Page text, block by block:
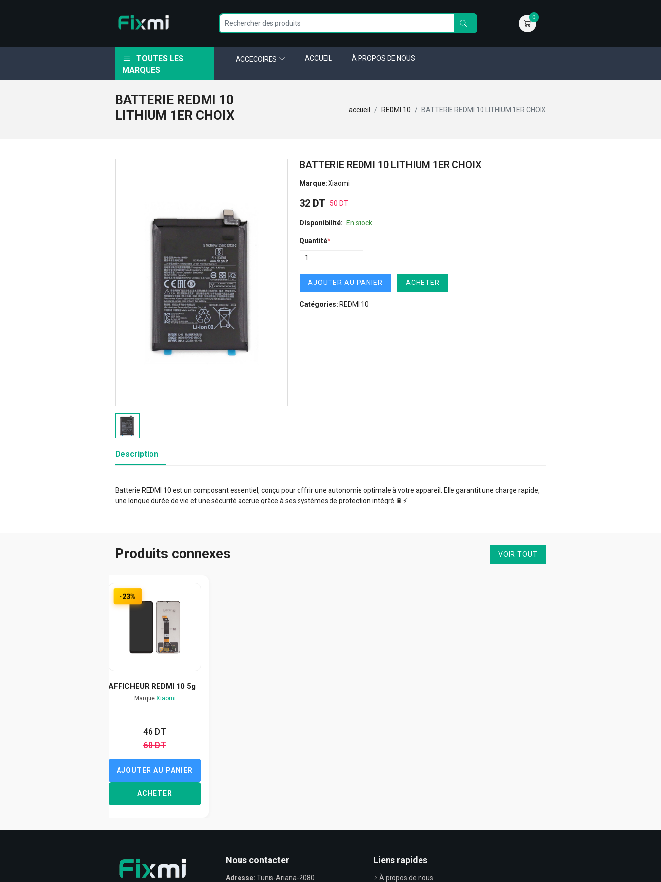
0
TOUTES LES
MARQUES
ACCECOIRES ACCUEIL À PROPOS DE NOUS
BATTERIE REDMI 10
LITHIUM 1ER CHOIX
accueil REDMI 10 BATTERIE REDMI 10 LITHIUM 1ER CHOIX
BATTERIE REDMI 10 LITHIUM 1ER CHOIX
Marque:Xiaomi
32 DT 50 DT
Disponibilité: En stock
Quantité*
AJOUTER AU PANIER ACHETER
Catégories: REDMI 10
Description
Batterie REDMI 10 est un composant essentiel, conçu pour offrir une autonomie optimale à votre appareil. Elle garantit une charge rapide,
une longue durée de vie et une sécurité accrue grâce à ses systèmes de protection intégré 🔋⚡️
Produits connexes VOIR TOUT
-23%
AFFICHEUR REDMI 10 5g
Marque Xiaomi
46 DT
60 DT
AJOUTER AU PANIER
ACHETER
Nous contacter
Adresse: Tunis-Ariana-2080
Liens rapides
À propos de nous